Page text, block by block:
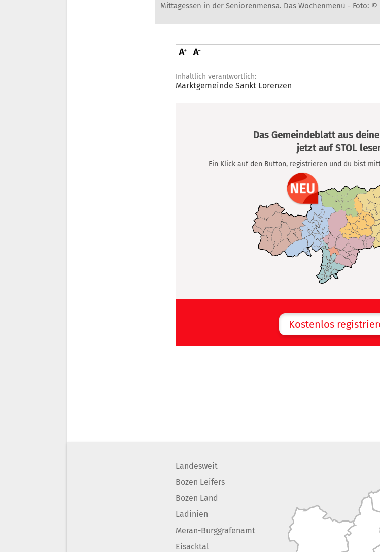
Mittagessen in der Seniorenmensa. Das Wochenmenü - Foto: ©
Inhaltlich verantwortlich:
Marktgemeinde Sankt Lorenzen
Das Gemeindeblatt aus
jetzt auf STOL
Ein Klick auf den Button, registrieren und du bist
Kostenlos
Landesweit
Bozen Leifers
Bozen Land
Ladinien
Meran-Burggrafenamt
Eisacktal